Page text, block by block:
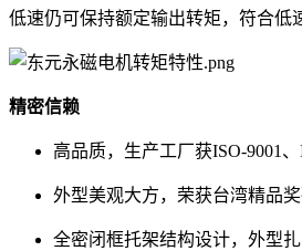
低速仍可保持额定输出转矩，符合低
精密信赖
高品质，生产工厂获ISO-9001
外型美观大方，荣获台湾精品奖
全密闭框托架结构设计，外型扎